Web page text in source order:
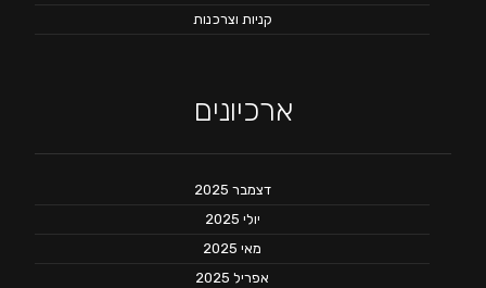
קניות וצרכנות
ארכיונים
דצמבר 2025
יולי 2025
מאי 2025
אפריל 2025